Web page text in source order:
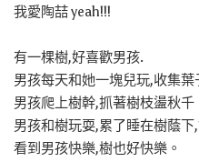
我愛陶喆 yeah!!!
有一棵樹,好喜歡男孩.
男孩每天和她一塊兒玩,收集葉
男孩爬上樹幹,抓著樹枝盪秋千
男孩和樹玩耍,累了睡在樹蔭下
看到男孩快樂,樹也好快樂。